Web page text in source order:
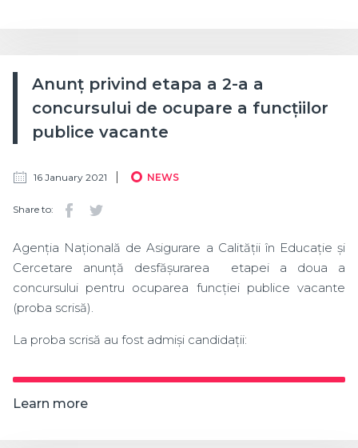
Anunț privind etapa a 2-a a
concursului de ocupare a funcțiilor
publice vacante
16 January 2021 NEWS
Share to:
Agenția Națională de Asigurare a Calității în Educație și
Cercetare anunță desfășurarea etapei a doua a
concursului pentru ocuparea funcției publice vacante
(proba scrisă).
La proba scrisă au fost admiși candidații:
Learn more